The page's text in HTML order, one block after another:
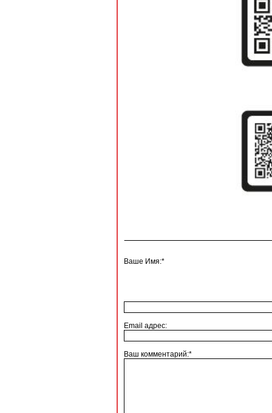
Ваше Имя:*
Email адрес:
Ваш комментарий:*